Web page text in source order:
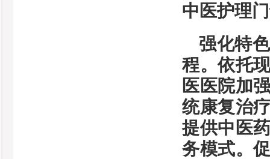
中医护理
强化特
程。依托
医医院加
统康复治
提供中医
务模式。